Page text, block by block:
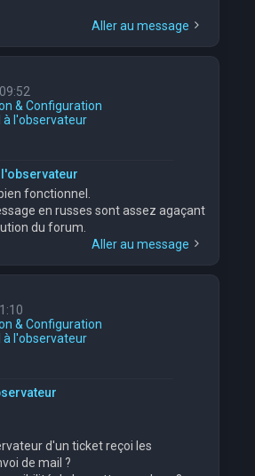
Aller au message
& Configuration
à l'observateur
l'observateur
fonctionnel.
en russes sont assez agaçant
du forum.
Aller au message
& Configuration
à l'observateur
d'un ticket reçoi les
de mail ?